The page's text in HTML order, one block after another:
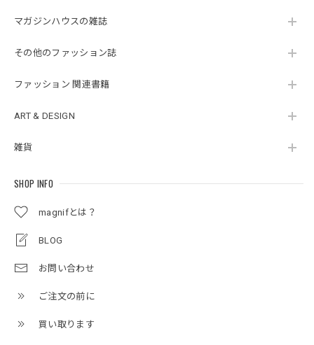
マガジンハウスの雑誌
その他のファッション誌
ファッション 関連書籍
ART & DESIGN
雑貨
SHOP INFO
magnifとは？
BLOG
お問い合わせ
ご注文の前に
買い取ります